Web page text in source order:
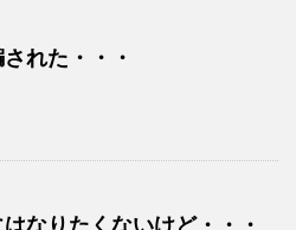
れた・・・
なりたくないけど・・・